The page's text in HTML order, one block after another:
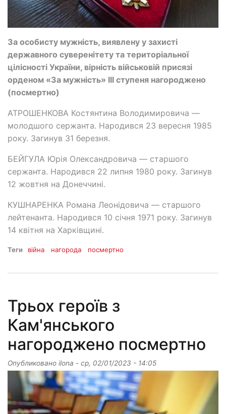
За особисту мужність, виявлену у захисті
державного суверенітету та територіальної
цілісності України, вірність військовій присязі
орденом «За мужність» ІІІ ступеня нагороджено
(посмертно)
АТРОШЕНКОВА Костянтина Володимировича —
молодшого сержанта. Народився 23 вересня 1985
року. Загинув 31 березня.
БЕЙГУЛА Юрія Олександровича — старшого
сержанта. Народився 22 липня 1980 року. Загинув
12 жовтня на Донеччині.
КУШНАРЕНКА Романа Леонідовича — старшого
лейтенанта. Народився 10 січня 1971 року. Загинув
14 квітня на Харківщині.
Теги війна нагорода посмертно
Трьох героїв з
Кам'янського
нагороджено посмертно
Опубликовано ilona - ср, 02/01/2023 - 14:05